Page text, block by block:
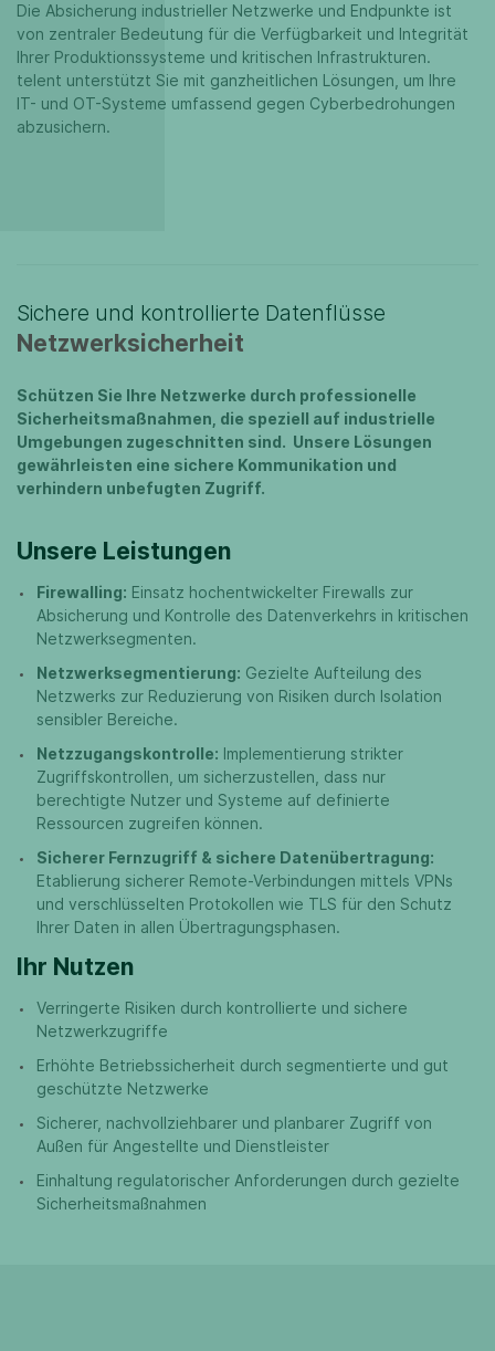
Die Absicherung industrieller Netzwerke und Endpunkte ist
von zentraler Bedeutung für die Verfügbarkeit und Integrität
Ihrer Produktionssysteme und kritischen Infrastrukturen.
telent unterstützt Sie mit ganzheitlichen Lösungen, um Ihre
IT- und OT-Systeme umfassend gegen Cyberbedrohungen
abzusichern.
Sichere und kontrollierte Datenflüsse
Netzwerksicherheit
Schützen Sie Ihre Netzwerke durch professionelle
Sicherheitsmaßnahmen, die speziell auf industrielle
Umgebungen zugeschnitten sind. Unsere Lösungen
gewährleisten eine sichere Kommunikation und
verhindern unbefugten Zugriff.
Unsere Leistungen
Firewalling: Einsatz hochentwickelter Firewalls zur
Absicherung und Kontrolle des Datenverkehrs in kritischen
Netzwerksegmenten.
Netzwerksegmentierung: Gezielte Aufteilung des
Netzwerks zur Reduzierung von Risiken durch Isolation
sensibler Bereiche.
Netzzugangskontrolle: Implementierung strikter
Zugriffskontrollen, um sicherzustellen, dass nur
berechtigte Nutzer und Systeme auf definierte
Ressourcen zugreifen können.
Sicherer Fernzugriff & sichere Datenübertragung:
Etablierung sicherer Remote-Verbindungen mittels VPNs
und verschlüsselten Protokollen wie TLS für den Schutz
Ihrer Daten in allen Übertragungsphasen.
Ihr Nutzen
Verringerte Risiken durch kontrollierte und sichere
Netzwerkzugriffe
Erhöhte Betriebssicherheit durch segmentierte und gut
geschützte Netzwerke
Sicherer, nachvollziehbarer und planbarer Zugriff von
Außen für Angestellte und Dienstleister
Einhaltung regulatorischer Anforderungen durch gezielte
Sicherheitsmaßnahmen